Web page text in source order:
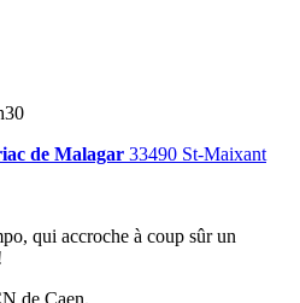
de Malagar 33490 St-Maixant
qui accroche à coup sûr un
de Caen.